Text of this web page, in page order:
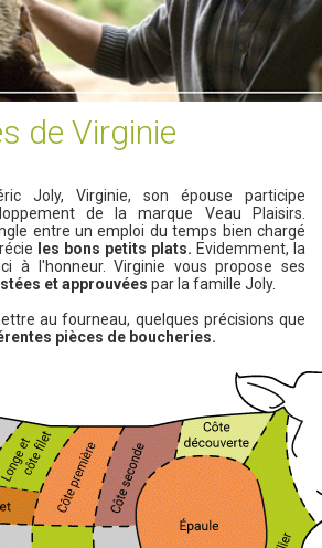
de Virginie
Joly, Virginie, son épouse participe
de la marque Veau Plaisirs.
entre un emploi du temps bien chargé
les bons petits plats. Evidemment, la
à l'honneur. Virginie vous propose ses
et approuvées par la famille Joly.
au fourneau, quelques précisions que
pièces de boucheries.